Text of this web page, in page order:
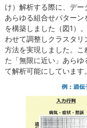
け）解析する際に、デ
あらゆる組合せパター
を構築しました（図1）
わせて調整しクラスタ
方法を実現しました。
た「無限に近い」あら
て解析可能にしています。